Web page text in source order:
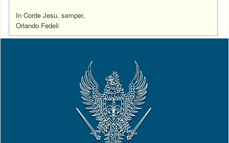
In Corde Jesu, semper,
Orlando Fedeli